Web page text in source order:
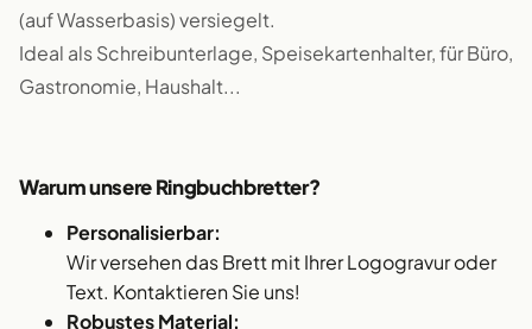
(auf Wasserbasis) versiegelt.
Ideal als Schreibunterlage, Speisekartenhalter, für Büro,
Gastronomie, Haushalt...
Warum unsere Ringbuchbretter?
Personalisierbar:
Wir versehen das Brett mit Ihrer Logogravur oder
Text. Kontaktieren Sie uns!
Robustes Material: